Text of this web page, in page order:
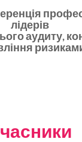
лідерів
аудиту,